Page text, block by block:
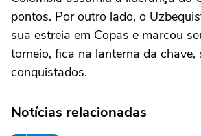
pontos. Por outro lado, o
sua estreia em Copas e marcou
torneio, fica na lanterna da chave,
conquistados.
Notícias relacionadas